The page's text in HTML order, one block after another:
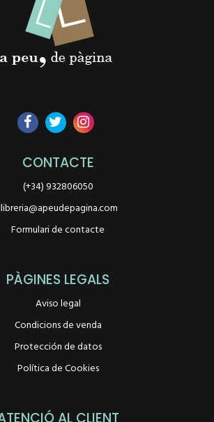
CONTACTE
(+34) 932806050
Formulari de contacte
PÀGINES LEGALS
Aviso legal
Condicions de venda
Protección de datos
Política de Cookies
AL CLIENT